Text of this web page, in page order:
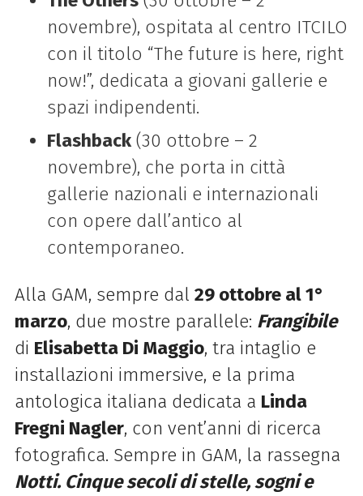
novembre), ospitata al centro ITCILO
con il titolo “The future is here, right
now!”, dedicata a giovani gallerie e
spazi indipendenti.
Flashback(30 ottobre – 2
novembre), che porta in città
gallerie nazionali e internazionali
con opere dall’antico al
contemporaneo.
Alla GAM, sempre dal 29 ottobre al 1°
marzo, due mostre parallele: Frangibile
di Elisabetta Di Maggio, tra intaglio e
installazioni immersive, e la prima
antologica italiana dedicata a Linda
Fregni Nagler, con vent’anni di ricerca
fotografica. Sempre in GAM, la rassegna
Notti. Cinque secoli di stelle, sogni e